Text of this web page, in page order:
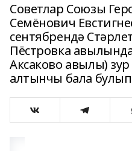
Советлар Союзы
Семёнович
сентябрендә
Пёстровка
Аксаково авылы)
алтынчы бала